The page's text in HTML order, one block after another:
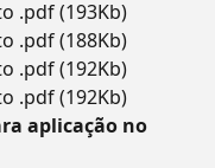
.pdf (193Kb)
.pdf (188Kb)
.pdf (192Kb)
.pdf (192Kb)
aplicação no